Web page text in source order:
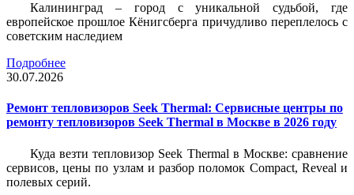
Калининград – город с уникальной судьбой, где
европейское прошлое Кёнигсберга причудливо переплелось с
советским наследием
Подробнее
30.07.2026
Ремонт тепловизоров Seek Thermal: Сервисные центры по
ремонту тепловизоров Seek Thermal в Москве в 2026 году
Куда везти тепловизор Seek Thermal в Москве: сравнение
сервисов, цены по узлам и разбор поломок Compact, Reveal и
полевых серий.